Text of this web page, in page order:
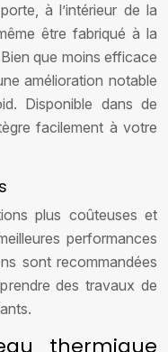
à l’intérieur de la
être fabriqué à la
que moins efficace
amélioration notable
Disponible dans de
facilement à votre
plus coûteuses et
performances
sont recommandées
des travaux de
thermique